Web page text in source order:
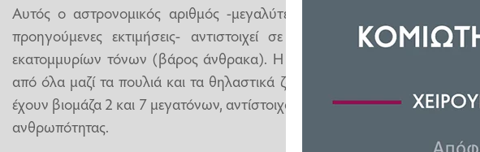
Αυτός ο αστρονομικός αριθμός -μεγαλύτερος από δύο έως 20
προηγούμενες εκτιμήσεις- αντιστοιχεί σε μία συνολική βιομάζα
εκατομμυρίων τόνων (βάρος άνθρακα). Η βιομάζα των μυρμηγκιών είναι
από όλα μαζί τα πουλιά και τα θηλαστικά ζώα του πλανήτη μας, τα οποία
έχουν βιομάζα 2 και 7 μεγατόνων, αντίστοιχα, ενώ είναι περίπου το 20%
ανθρωπότητας.